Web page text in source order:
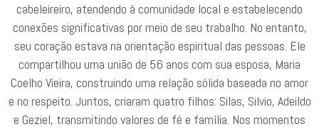
cabeleireiro, atendendo à comunidade local e estabelecendo
conexões significativas por meio de seu trabalho. No entanto,
seu coração estava na orientação espiritual das pessoas. Ele
compartilhou uma união de 56 anos com sua esposa, Maria
Coelho Vieira, construindo uma relação sólida baseada no amor
e no respeito. Juntos, criaram quatro filhos: Silas, Silvio, Adeildo
e Geziel, transmitindo valores de fé e família. Nos momentos